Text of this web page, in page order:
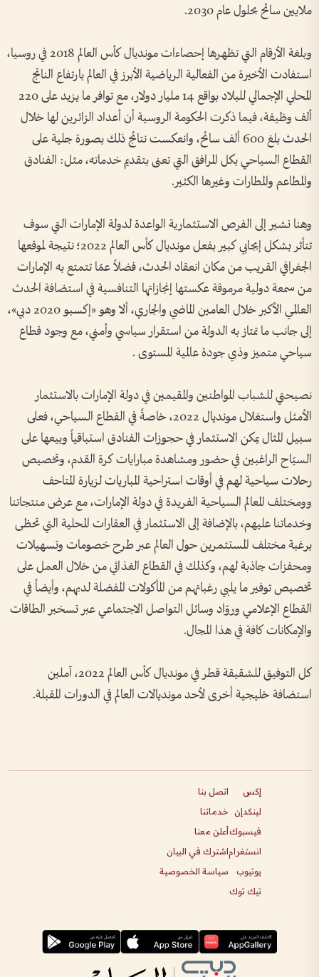
ملايين سائح بحلول عام 2030.
وبلغة الأرقام التي تظهرها إحصاءات مونديال كأس العالم 2018 في روسيا،
استفادت الأخيرة من الفعالية الرياضية الأبرز في العالم بارتفاع الناتج
المحلي الإجمالي للبلاد بواقع 14 مليار دولار، مع توافر ما يزيد على 220
ألف وظيفة، فيما ذكرت الحكومة الروسية أن أعداد الزائرين لها خلال
الحدث بلغ 600 ألف سائح، وانعكست نتائج ذلك بصورة جلية على
القطاع السياحي بكل المرافق التي تعنى بتقديم خدماته، مثل: الفنادق
والمطاعم والمطارات وغيرها الكثير.
وهنا نشير إلى الفرص الاستثمارية الواعدة لدولة الإمارات التي سوف
تتأثر بشكل إيجابي كبير بفعل مونديال كأس العالم 2022؛ نتيجة لموقعها
الجغرافي القريب من مكان انعقاد الحدث، فضلاً عمّا تتمتع به الإمارات
من سمعة دولية مرموقة عكستها إنجازاتها التنافسية في استضافة الحدث
العالمي الأكبر خلال العامين الماضي والجاري، ألا وهو «إكسبو 2020 دبي»،
إلى جانب ما تمتاز به الدولة من استقرار سياسي وأمني، مع وجود قطاع
سياحي متميز وذي جودة عالمية المستوى .
نصيحتي للشباب المواطنين والمقيمين في دولة الإمارات بالاستثمار
الأمثل واستغلال مونديال 2022، خاصةً في القطاع السياحي، فعلى
سبيل المثال يمكن الاستثمار في حجوزات الفنادق استباقياً وبيعها على
السيّاح الراغبين في حضور ومشاهدة مبارايات كرة القدم، وتخصيص
رحلات سياحية لهم في أوقات استراحية المباريات لزيارة المتاحف
وومختلف المعالم السياحية الفريدة في دولة الإمارات، مع عرض منتجاتنا
وخدماتنا عليهم، بالإضافة إلى الاستثمار في العقارات المحلية التي تحظى
برغبة مختلف المستثمرين حول العالم عبر طرح خصومات وتسهيلات
ومحفزات جاذبة لهم، وكذلك في القطاع الغذائي من خلال العمل على
تخصيص توفير ما يلبي رغباتهم من المأكولات المفضلة لديهم، وأيضاً في
القطاع الإعلامي وروّاد وسائل التواصل الاجتماعي عبر تسخير الطاقات
والإمكانات كافة في هذا المجال.
كل التوفيق للشقيقة قطر في مونديال كأس العالم 2022، آملين
استضافة خليجية أخرى لأحد مونديالات العالم في الدورات المقبلة.
إكس
لينكدإن
فيسبوك
انستغرام
يوتيوب
تيك توك
اتصل بنا
خدماتنا
أعلن معنا
اشترك في البيان
سياسة الخصوصية